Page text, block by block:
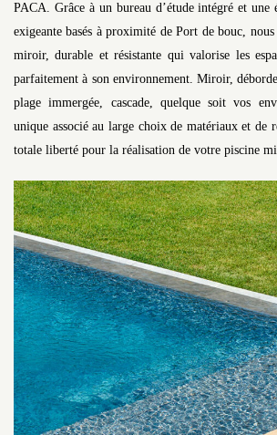
PACA. Grâce à un bureau d’étude intégré et une
exigeante basés à proximité de Port de bouc,
miroir, durable et résistante qui valorise les
parfaitement à son environnement. Miroir,
plage immergée, cascade, quelque soit vos
unique associé au large choix de matériaux et de
totale liberté pour la réalisation de votre piscine